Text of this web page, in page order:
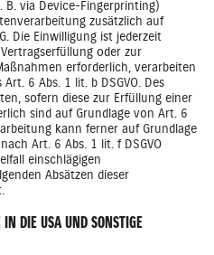
via Device-Fingerprinting)
zusätzlich auf
Die Einwilligung ist jederzeit
oder zur
erforderlich, verarbeiten
6 Abs. 1 lit. b DSGVO. Des
sofern diese zur Erfüllung einer
sind auf Grundlage von Art. 6
kann ferner auf Grundlage
Art. 6 Abs. 1 lit. f DSGVO
einschlägigen
Absätzen dieser
DIE USA UND SONSTIGE